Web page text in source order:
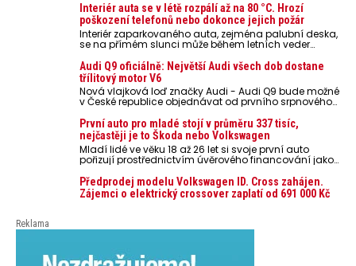
Interiér auta se v létě rozpálí až na 80 °C. Hrozí
poškození telefonů nebo dokonce jejich požár
Interiér zaparkovaného auta, zejména palubní deska,
se na přímém slunci může během letních veder
nebezpečí pro odložené mobilní telefony, powerbanky
nebo notebooky. Můžou urychlit stárnutí baterií,
poškodit elektroniku a ve výjimečných případech i
zvýšit riziko požáru.
Audi Q9 oficiálně: Největší Audi všech dob dostane
třílitový motor V6
Nová vlajková loď značky Audi - Audi Q9 bude možné
v České republice objednávat od prvního srpnového
První auto pro mladé stojí v průměru 337 tisíc,
nejčastěji je to Škoda nebo Volkswagen
Mladí lidé ve věku 18 až 26 let si svoje první auto
pořizují prostřednictvím úvěrového financování jako
auto. Průměrná pořizovací cena vozu dosahuje 337
tisíc korun a průměrná financovaná částka
přesahuje 251 tisíc korun. Vyplývá to z dat Leasingu
Předprodej modelu Volkswagen ID. Cross zahájen.
Zájemci o elektrický crossover zaplatí od 691 000 Kč
Reklama